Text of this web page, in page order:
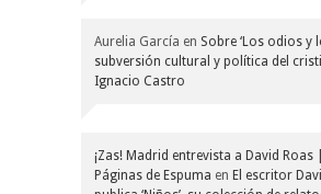
Aurelia García en Sobre ‘Los odios y
subversión cultural y política del
Ignacio Castro
¡Zas! Madrid entrevista a David Roas
Páginas de Espuma en El escritor